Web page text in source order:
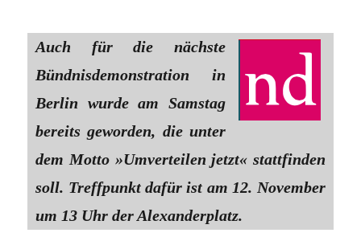
Auch für die nächste
Bündnisdemonstration in
Berlin wurde am Samstag
bereits geworden, die unter
dem Motto »Umverteilen jetzt« stattfinden
soll. Treffpunkt dafür ist am 12. November
um 13 Uhr der Alexanderplatz.